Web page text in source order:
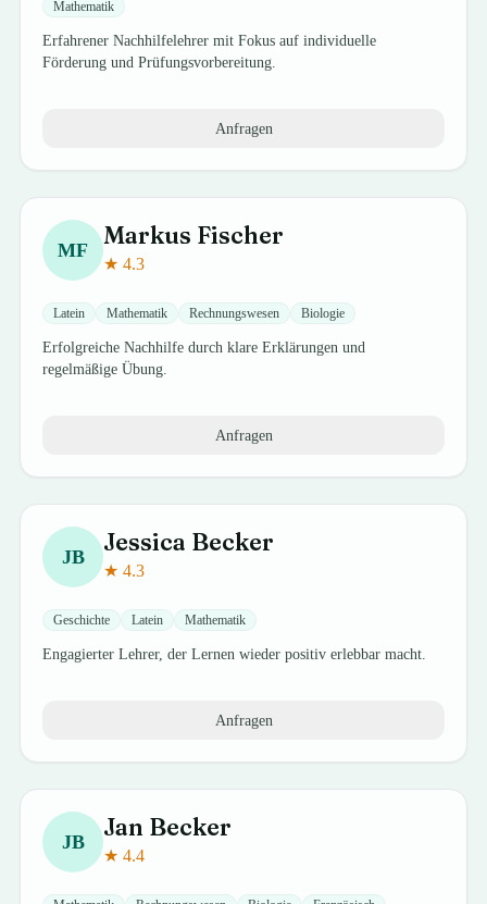
Mathematik
Erfahrener Nachhilfelehrer mit Fokus auf individuelle
Förderung und Prüfungsvorbereitung.
Anfragen
MF Markus Fischer
★4.3
Latein Mathematik Rechnungswesen Biologie
Erfolgreiche Nachhilfe durch klare Erklärungen und
regelmäßige Übung.
Anfragen
JB Jessica Becker
★4.3
Geschichte Latein Mathematik
Engagierter Lehrer, der Lernen wieder positiv erlebbar macht.
Anfragen
JB Jan Becker
★4.4